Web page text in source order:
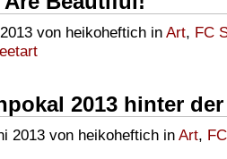
von heikoheftich in Art, FC
2013 hinter
2013 von heikoheftich in Art,